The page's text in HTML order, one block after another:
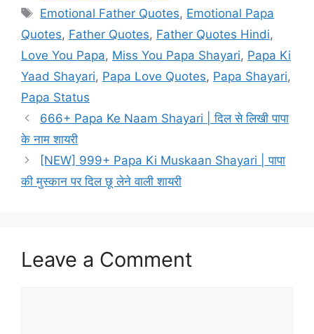
Tags
Emotional Father Quotes, Emotional Papa
Quotes, Father Quotes, Father Quotes Hindi,
Love You Papa, Miss You Papa Shayari, Papa Ki
Yaad Shayari, Papa Love Quotes, Papa Shayari,
Papa Status
666+ Papa Ke Naam Shayari | दिल से लिखी पापा
के नाम शायरी
[NEW] 999+ Papa Ki Muskaan Shayari | पापा
की मुस्कान पर दिल छू लेने वाली शायरी
Leave a Comment